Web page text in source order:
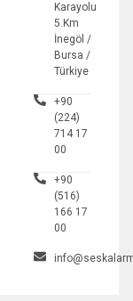
Karayolu
5.Km
İnegöl /
Bursa /
Türkiye
+90
(224)
714 17
00
+90
(516)
166 17
00